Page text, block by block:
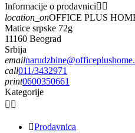
Informacije o prodavnici 
location_onOFFICE PLUS
Matice srpske 72g
11160 Beograd
Srbija
email
call011/3432971
print0600350661
Kategorije
 
Prodavnica